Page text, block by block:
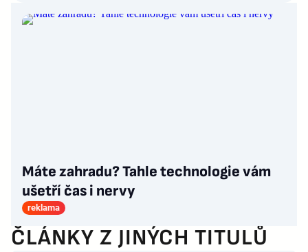
Máte zahradu? Tahle technologie vám
ušetří čas i nervy
reklama
ČLÁNKY Z JINÝCH TITULŮ